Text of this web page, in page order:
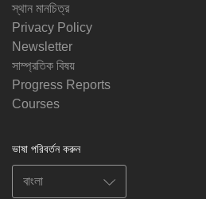
স্থান মানচিত্র
Privacy Policy
Newsletter
সাম্প্রতিক বিষয়
Progress Reports
Courses
ভাষা পরিবর্তন করুন